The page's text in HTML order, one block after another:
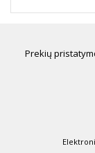
Prekių